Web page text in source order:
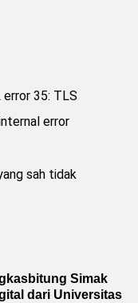
error 35: TLS
error
sah tidak
Simak
dari Universitas